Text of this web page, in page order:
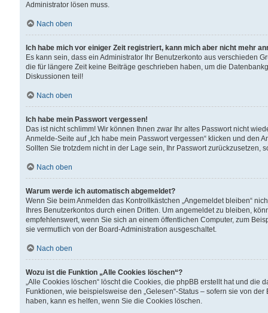
Administrator lösen muss.
Nach oben
Ich habe mich vor einiger Zeit registriert, kann mich aber nicht mehr
Es kann sein, dass ein Administrator Ihr Benutzerkonto aus verschieden
die für längere Zeit keine Beiträge geschrieben haben, um die
Diskussionen teil!
Nach oben
Ich habe mein Passwort vergessen!
Das ist nicht schlimm! Wir können Ihnen zwar Ihr altes Passwort nicht
Anmelde-Seite auf „Ich habe mein Passwort vergessen“ klicken und
Sollten Sie trotzdem nicht in der Lage sein, Ihr Passwort zurückzusetzen,
Nach oben
Warum werde ich automatisch abgemeldet?
Wenn Sie beim Anmelden das Kontrollkästchen „Angemeldet bleiben“
Ihres Benutzerkontos durch einen Dritten. Um angemeldet zu bleiben,
empfehlenswert, wenn Sie sich an einem öffentlichen Computer, zum
sie vermutlich von der Board-Administration ausgeschaltet.
Nach oben
Wozu ist die Funktion „Alle Cookies löschen“?
„Alle Cookies löschen“ löscht die Cookies, die phpBB erstellt hat und
Funktionen, wie beispielsweise den „Gelesen“-Status – sofern sie von
haben, kann es helfen, wenn Sie die Cookies löschen.